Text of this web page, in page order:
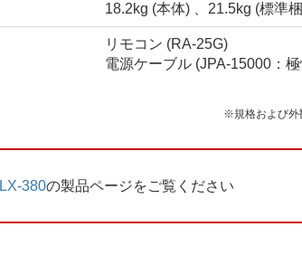
18.2kg (本体) 、21.5kg (標準
リモコン (RA-25G)
電源ケーブル (JPA-15000：
※規格および外
LX-380の製品ページをご覧ください